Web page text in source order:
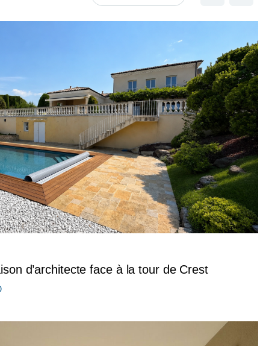
d’architecte face à la tour de Crest